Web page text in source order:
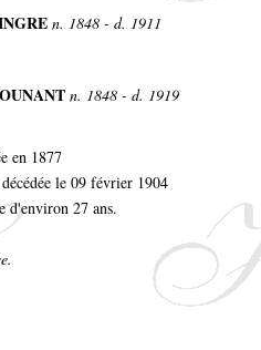
n. 1848 - d. 1911
n. 1848 - d. 1919
en 1877
le 09 février 1904
d'environ 27 ans.